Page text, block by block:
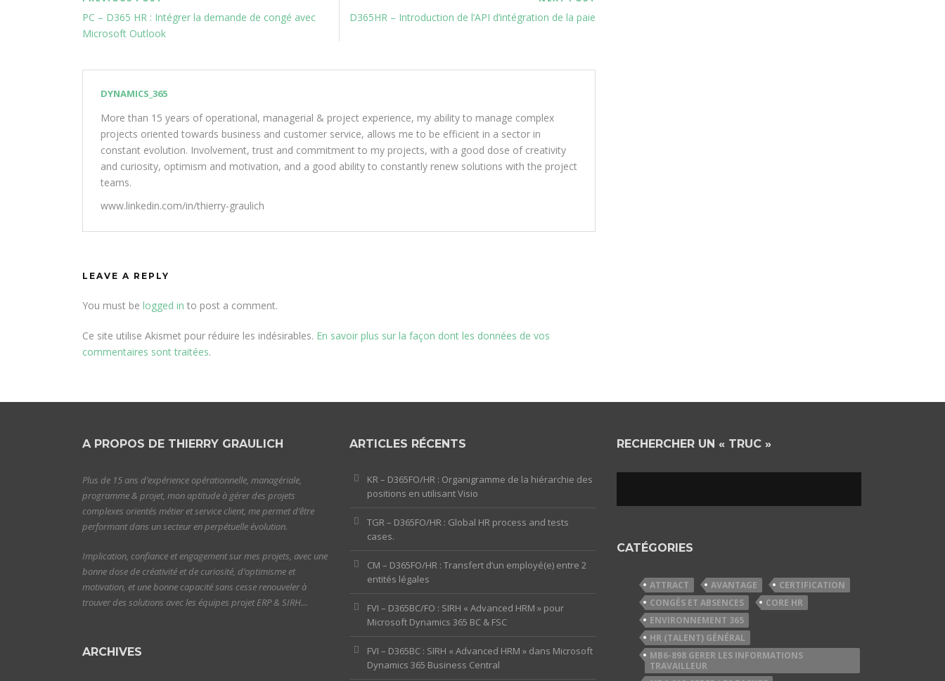
PC – D365 HR : Intégrer la demande de congé avec
Microsoft Outlook
D365HR – Introduction de l’API d’intégration de la paie
DYNAMICS_365
More than 15 years of operational, managerial & project experience, my ability to manage complex
projects oriented towards business and customer service, allows me to be efficient in a sector in
constant evolution. Involvement, trust and commitment to my projects, with a good dose of creativity
and curiosity, optimism and motivation, and a good ability to constantly renew solutions with the project
teams.
www.linkedin.com/in/thierry-graulich
LEAVE A REPLY
You must be logged in to post a comment.
Ce site utilise Akismet pour réduire les indésirables. En savoir plus sur la façon dont les données de vos
commentaires sont traitées.
A PROPOS DE THIERRY GRAULICH
Plus de 15 ans d’expérience opérationnelle, managériale,
programme & projet, mon aptitude à gérer des projets
complexes orientés métier et service client, me permet d’être
performant dans un secteur en perpétuelle évolution.
Implication, confiance et engagement sur mes projets, avec une
bonne dose de créativité et de curiosité, d’optimisme et
motivation, et une bonne capacité sans cesse renouveler à
trouver des solutions avec les équipes projet ERP & SIRH…
ARCHIVES
ARTICLES RÉCENTS
KR – D365FO/HR : Organigramme de la hiérarchie des
positions en utilisant Visio
TGR – D365FO/HR : Global HR process and tests
cases.
CM – D365FO/HR : Transfert d’un employé(e) entre 2
entités légales
FVI – D365BC/FO : SIRH « Advanced HRM » pour
Microsoft Dynamics 365 BC & FSC
FVI – D365BC : SIRH « Advanced HRM » dans Microsoft
Dynamics 365 Business Central
RECHERCHER UN « TRUC »
CATÉGORIES
ATTRACT AVANTAGE
CERTIFICATION
CONGÉS ET ABSENCES
CORE HR
ENVIRONNEMENT 365
HR (TALENT) GÉNÉRAL
MB6-898 GERER LES INFORMATIONS
TRAVAILLEUR